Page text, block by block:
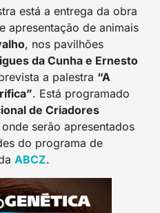
está a entrega da obra
apresentação de animais
, nos pavilhões
da Cunha e Ernesto
a palestra “A
. Está programado
de Criadores
onde serão apresentados
do programa de
ABCZ.